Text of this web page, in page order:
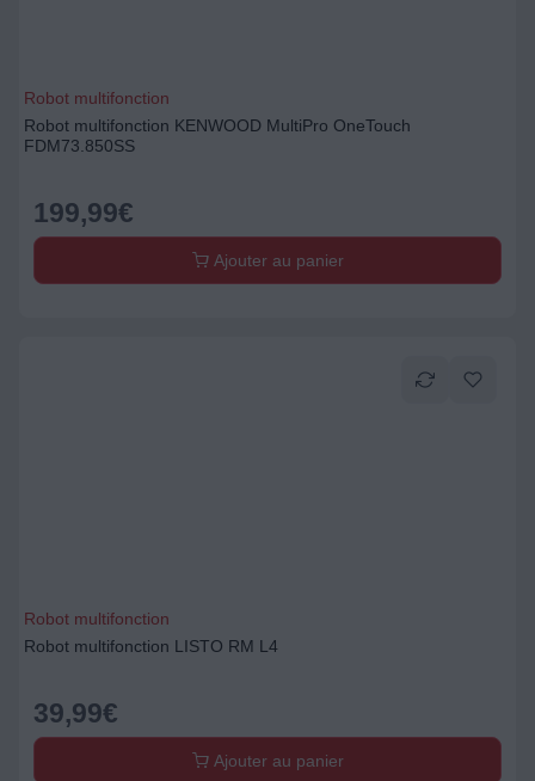
Robot multifonction
Robot multifonction KENWOOD MultiPro OneTouch
FDM73.850SS
199,99€
Ajouter au panier
Robot multifonction
Robot multifonction LISTO RM L4
39,99€
Ajouter au panier